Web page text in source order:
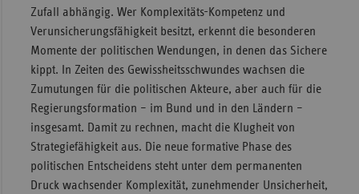
Zufall abhängig. Wer Komplexitäts-Kompetenz und
Verunsicherungsfähigkeit besitzt, erkennt die besonderen
Momente der politischen Wendungen, in denen das Sichere
kippt. In Zeiten des Gewissheitsschwundes wachsen die
Zumutungen für die politischen Akteure, aber auch für die
Regierungsformation – im Bund und in den Ländern –
insgesamt. Damit zu rechnen, macht die Klugheit von
Strategiefähigkeit aus. Die neue formative Phase des
politischen Entscheidens steht unter dem permanenten
Druck wachsender Komplexität, zunehmender Unsicherheit,